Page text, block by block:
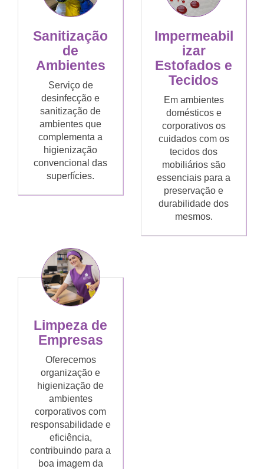
Sanitização
de
Ambientes
Serviço de
desinfecção e
sanitização de
ambientes que
complementa a
higienização
convencional das
superfícies.
Impermeabil
izar
Estofados e
Tecidos
Em ambientes
domésticos e
corporativos os
cuidados com os
tecidos dos
mobiliários são
essenciais para a
preservação e
durabilidade dos
mesmos.
Limpeza de
Empresas
Oferecemos
organização e
higienização de
ambientes
corporativos com
responsabilidade e
eficiência,
contribuindo para a
boa imagem da